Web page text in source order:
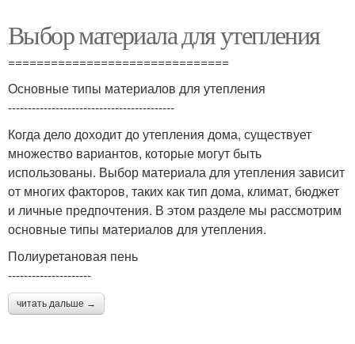
Выбор материала для утепления
===============================
Основные типы материалов для утепления
------------------------------------------
Когда дело доходит до утепления дома, существует
множество вариантов, которые могут быть
использованы. Выбор материала для утепления зависит
от многих факторов, таких как тип дома, климат, бюджет
и личные предпочтения. В этом разделе мы рассмотрим
основные типы материалов для утепления.
Полиуретановая пень
---------------------
читать дальше →